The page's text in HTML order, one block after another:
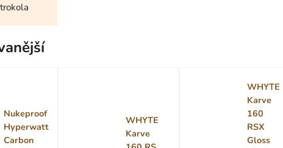
Nukeproof
Hyperwatt
Carbon
WHYTE
Karve
WHYTE
Karve
160
RSX
Gloss